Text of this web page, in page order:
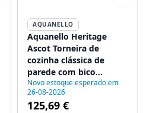
AQUANELLO
Aquanello Heritage
Ascot Torneira de
cozinha clássica de
parede com bico
superior em bronze BN-
4110-HA
Novo estoque esperado em
26-08-2026
125,69 €